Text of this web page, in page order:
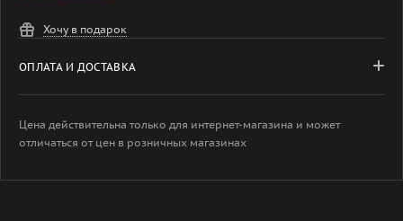
Хочу в подарок
ОПЛАТА И ДОСТАВКА
Цена действительна только для интернет-магазина и может
отличаться от цен в розничных магазинах